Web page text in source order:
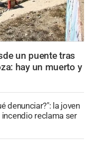
un puente tras
hay un muerto y
denunciar?": la joven
reclama ser